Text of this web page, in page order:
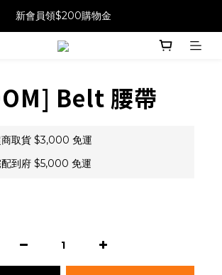
新會員領$200購物金
Belt 腰帶
取貨 $3,000 免運
到府 $5,000 免運